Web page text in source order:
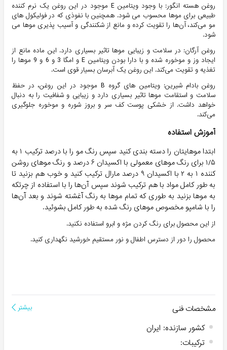
روغن هسته انگور: با وجود ویتامین E موجود در این روغن یک نرم کننده
طبیعی برای موها محسوب می شود. همچنین با نفوذی که در فولیکول های
مو می‌کند، آن‌ها را تقویت کرده و مانع از شکنندگی و آسیب پذیری موها می
شود.
روغن آرگان: در سلامت و زیبایی موها تاثیر بسیاری دارد. این ماده مانع از
ایجاد وز و موخوره شده و با دارا بودن ویتامین E و امگا 3 و 6 و 9 موها را
تغذیه و تقویت می‌کند. این روغن یک آبرسان بسیار قوی است.
روغن بادام شیرین: ویتامین های گروه B موجود در این روغن، در حفظ
سلامت و استقامت موها تاثیر بسیاری دارد و زیبایی و شفافیت را به دنبال
خواهد داشت. از خشکی پوست کف سر و بروز شوره و موخوره جلوگیری
می‌کند.
آموزش استفاده
ابتدا موهایتان را دسته بندی کنید سپس رنگ مو را با درصد ترکیب ۱ به
۱/۵ برای رنگ موهای معمولی با اکسیدان ۶ درصد و رنگ موهای روشن
کننده ۱ به ۲ با اکسیدان ۹ درصد مارال ترکیب کنید و خوب هم بزنید تا
به طور کامل مواد با هم ترکیب شوند سپس آن‌ها را با استفاده از چرتکه
به موها بزنید به طوری که تمام مو‌ها به رنگ آغشته شوند و بعد آن‌ها
را با شامپو مخصوص موهای رنگ شده به طور کامل بشوئید.
از این محصول برای رنگ کردن مژه‌ و ابرو استفاده نکنید.
محصول را دور از دسترس اطفال و نور مستقیم خورشید نگهداری کنید.
مشخصات فنی بیشتر
کشور سازنده: ایران
ترکیبات: